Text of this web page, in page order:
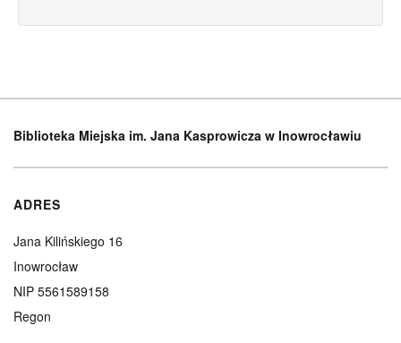
Biblioteka Miejska im. Jana Kasprowicza w Inowrocławiu
ADRES
Jana Kilińskiego 16
Inowrocław
NIP 5561589158
Regon